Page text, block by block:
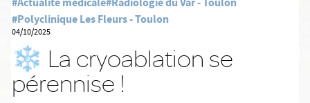
#Polyclinique Les Fleurs - Toulon
04/10/2025
❄️ La cryoablation se
pérennise !